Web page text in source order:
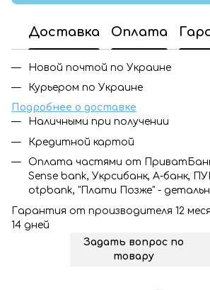
Доставка Оплата
Новой почтой по Украине
Курьером по Украине
Подробнее о доставке
Наличными при получении
Кредитной картой
Оплата частями от
Sense bank, Укрсибанк, А-банк,
otpbank, "Плати Позже" -
Гарантия от производителя 12
14 дней
Задать вопрос по
товару